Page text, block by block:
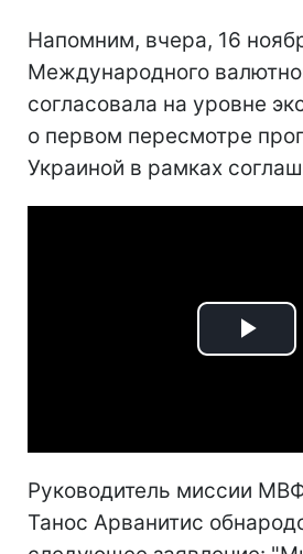
Напомним, вчера, 16
Международного
согласовала на уровне
о первом пересмотре
Украиной в рамках
Play
Руководитель миссии
Танос Арванитис